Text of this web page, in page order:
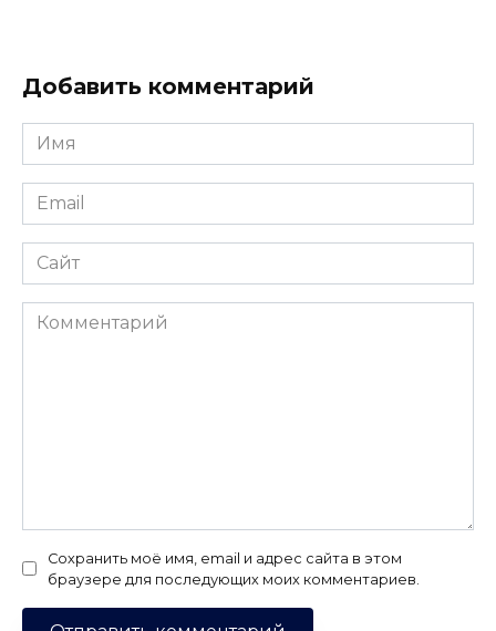
Добавить комментарий
Имя
*
Email
*
Сайт
Комментарий
Сохранить моё имя, email и адрес сайта в этом
браузере для последующих моих комментариев.